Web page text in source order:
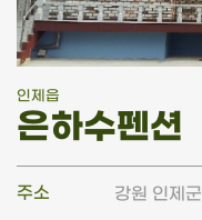
인제읍
은하수펜션
주소
강원 인제